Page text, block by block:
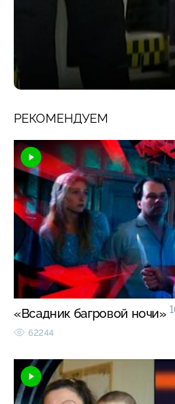
РЕКОМЕНДУЕМ
«Всадник багровой ночи»
62244